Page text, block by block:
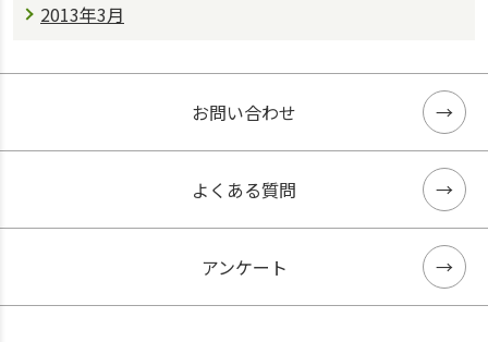
2013年3月
お問い合わせ
よくある質問
アンケート